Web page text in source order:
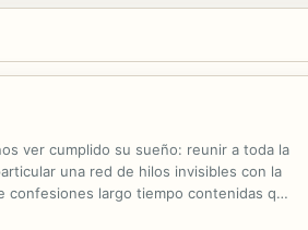
ver cumplido su sueño: reunir a toda la
una red de hilos invisibles con la
largo tiempo contenidas que